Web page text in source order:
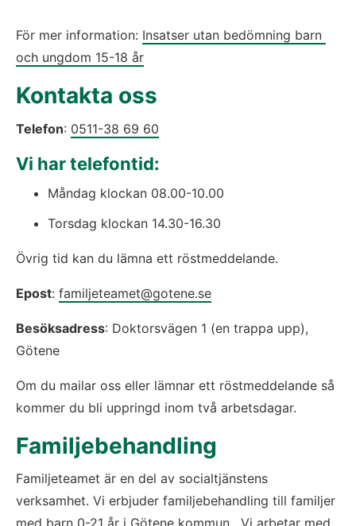
För mer information: Insatser utan bedömning barn
och ungdom 15-18 år
Kontakta oss
Telefon: 0511-38 69 60
Vi har telefontid:
Måndag klockan 08.00-10.00
Torsdag klockan 14.30-16.30
Övrig tid kan du lämna ett röstmeddelande.
Epost: familjeteamet@gotene.se
Besöksadress: Doktorsvägen 1 (en trappa upp),
Götene
Om du mailar oss eller lämnar ett röstmeddelande så
kommer du bli uppringd inom två arbetsdagar.
Familjebehandling
Familjeteamet är en del av socialtjänstens
verksamhet. Vi erbjuder familjebehandling till familjer
med barn 0-21 år i Götene kommun.  Vi arbetar med